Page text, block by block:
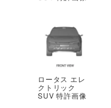
ロータス エレ
クトリック
SUV 特許画像